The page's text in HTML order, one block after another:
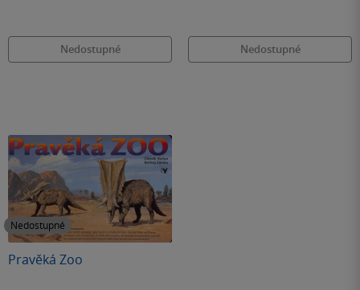
Nedostupné Nedostupné
Nedostupné
Pravěká Zoo